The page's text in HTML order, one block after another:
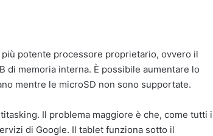
potente processore proprietario, ovvero il
di memoria interna. È possibile aumentare lo
mentre le microSD non sono supportate.
Il problema maggiore è che, come tutti i
di Google. Il tablet funziona sotto il